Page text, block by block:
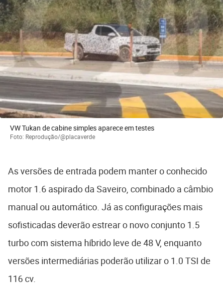
VW Tukan de cabine simples aparece em testes
Foto: Reprodução/@placaverde
As versões de entrada podem manter o conhecido
motor 1.6 aspirado da Saveiro, combinado a câmbio
manual ou automático. Já as configurações mais
sofisticadas deverão estrear o novo conjunto 1.5
turbo com sistema híbrido leve de 48 V, enquanto
versões intermediárias poderão utilizar o 1.0 TSI de
116 cv.